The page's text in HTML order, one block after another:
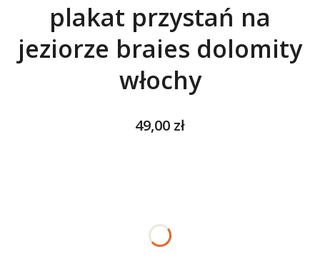
plakat przystań na
jeziorze braies dolomity
włochy
Cena
49,00 zł